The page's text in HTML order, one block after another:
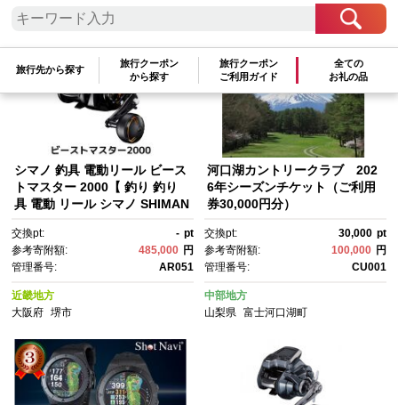
旅行先から探す
旅行クーポン
から探す
旅行クーポン
ご利用ガイド
全ての
お礼の品
参考寄附額順
シマノ 釣具 電動リール ビース
トマスター 2000【 釣り 釣り
具 電動 リール シマノ SHIMAN
ポーツ 魚 人気 おすすめ 大阪
府 堺市】
交換pt: - pt
参考寄附額:
485,000 円
管理番号:
AR051
近畿地方
大阪府
堺市
河口湖カントリークラブ 202
6年シーズンチケット（ご利用
券30,000円分）
交換pt: 30,000 pt
参考寄附額:
100,000 円
管理番号:
CU001
中部地方
山梨県 富士河口湖町